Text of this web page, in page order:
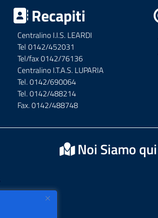
Recapiti
Centralino I.I.S. LEARDI
Tel 0142/452031
Tel/fax 0142/76136
Centralino I.T.A.S. LUPARIA
Tel. 0142/690064
Tel. 0142/488214
Fax. 0142/488748
Noi Siamo qui